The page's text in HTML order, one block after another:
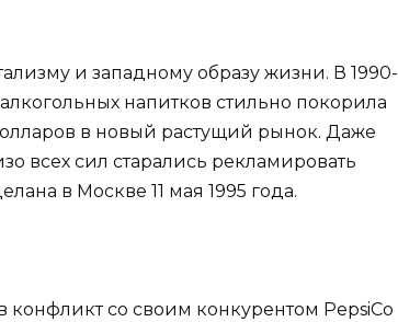
и западному образу жизни. В 1990-
напитков стильно покорила
в новый растущий рынок. Даже
всех сил старались рекламировать
в Москве 11 мая 1995 года.
конфликт со своим конкурентом PepsiCo